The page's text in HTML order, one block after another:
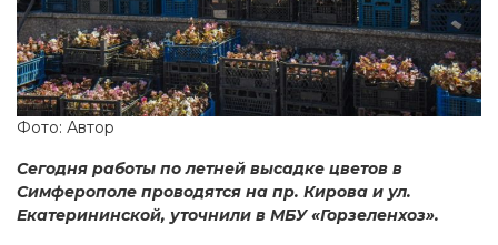
Фото: Автор
Сегодня работы по летней высадке цветов в
Симферополе проводятся на пр. Кирова и ул.
Екатерининской, уточнили в МБУ «Горзеленхоз».